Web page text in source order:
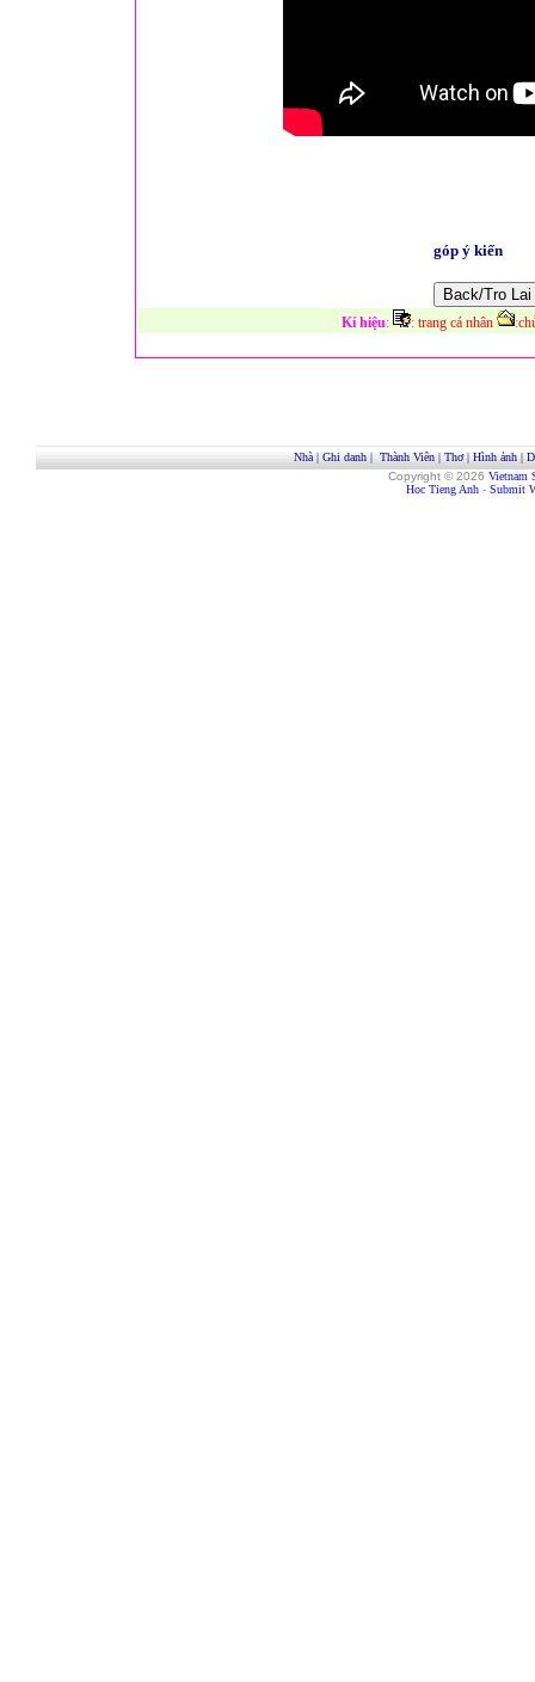
góp ý kiến
Kí hiệu: : trang cá nhân :
Nhà| Ghi danh| Thành Viên| Thơ| Hình ảnh|
Copyright © 2026 Vietnam
Hoc Tieng Anh - Submit